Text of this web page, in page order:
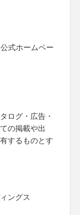
式ホームペー
ログ・広告・
の掲載や出
するものとす
ングス